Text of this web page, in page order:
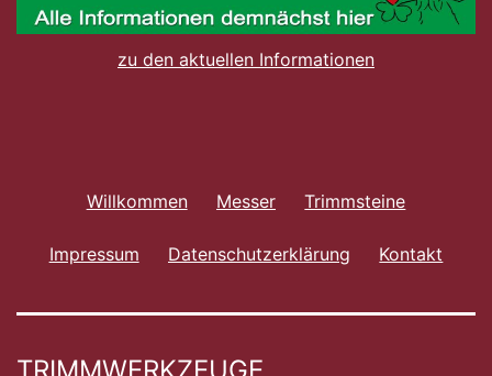
zu den aktuellen Informationen
Willkommen Messer Trimmsteine
Impressum Datenschutzerklärung Kontakt